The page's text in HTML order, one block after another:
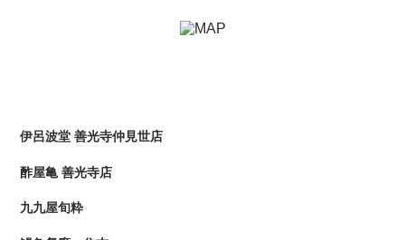
伊呂波堂 善光寺仲見世店
酢屋亀 善光寺店
九九屋旬粋